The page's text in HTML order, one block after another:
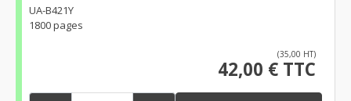
UA-B421Y
1800 pages
(35,00 HT)
42,00 € TTC